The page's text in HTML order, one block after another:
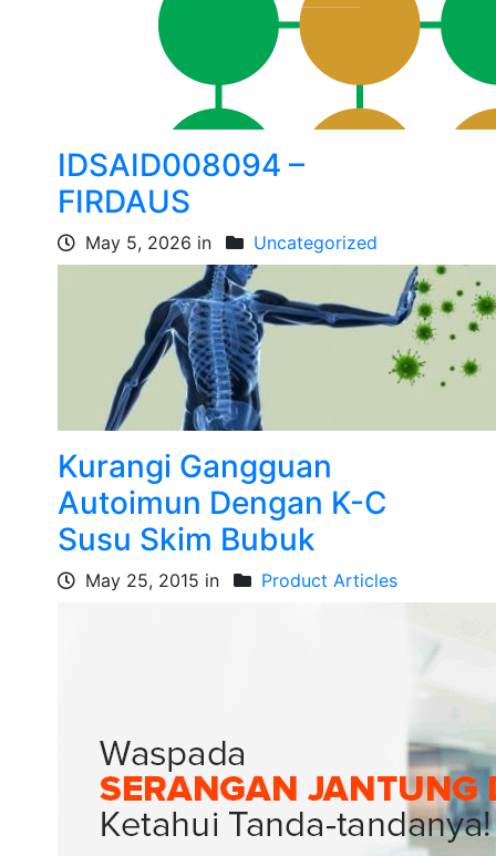
IDSAID008094 –
FIRDAUS
May 5, 2026 in Uncategorized
Kurangi Gangguan
Autoimun Dengan K-C
Susu Skim Bubuk
May 25, 2015 in Product Articles